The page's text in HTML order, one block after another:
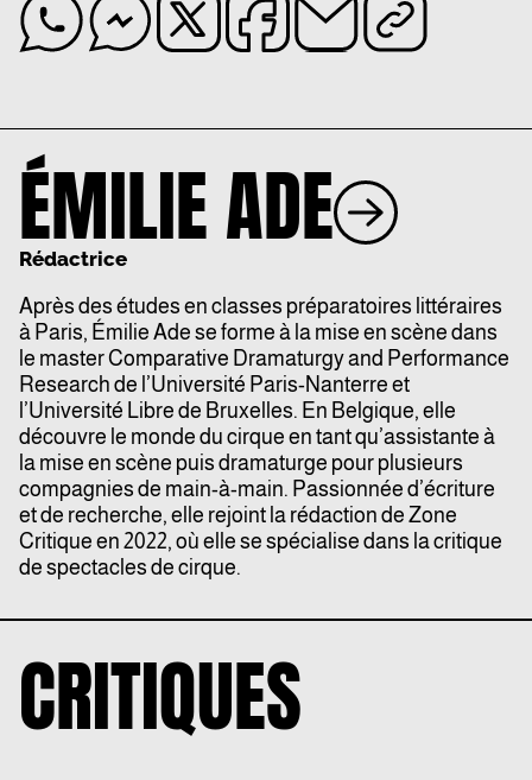
ÉMILIE ADE
Rédactrice
Après des études en classes préparatoires littéraires
à Paris, Émilie Ade se forme à la mise en scène dans
le master Comparative Dramaturgy and Performance
Research de l’Université Paris-Nanterre et
l’Université Libre de Bruxelles. En Belgique, elle
découvre le monde du cirque en tant qu’assistante à
la mise en scène puis dramaturge pour plusieurs
compagnies de main-à-main. Passionnée d’écriture
et de recherche, elle rejoint la rédaction de Zone
Critique en 2022, où elle se spécialise dans la critique
de spectacles de cirque.
CRITIQUES